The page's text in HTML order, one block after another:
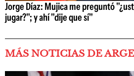
Jorge Díaz: Mujica me preguntó
jugar?"; y ahí "dije que sí"
MÁS NOTICIAS DE